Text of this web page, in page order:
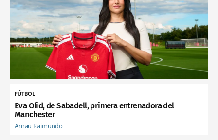
FÚTBOL
Eva Olid, de Sabadell, primera entrenadora del
Manchester
Arnau Raimundo